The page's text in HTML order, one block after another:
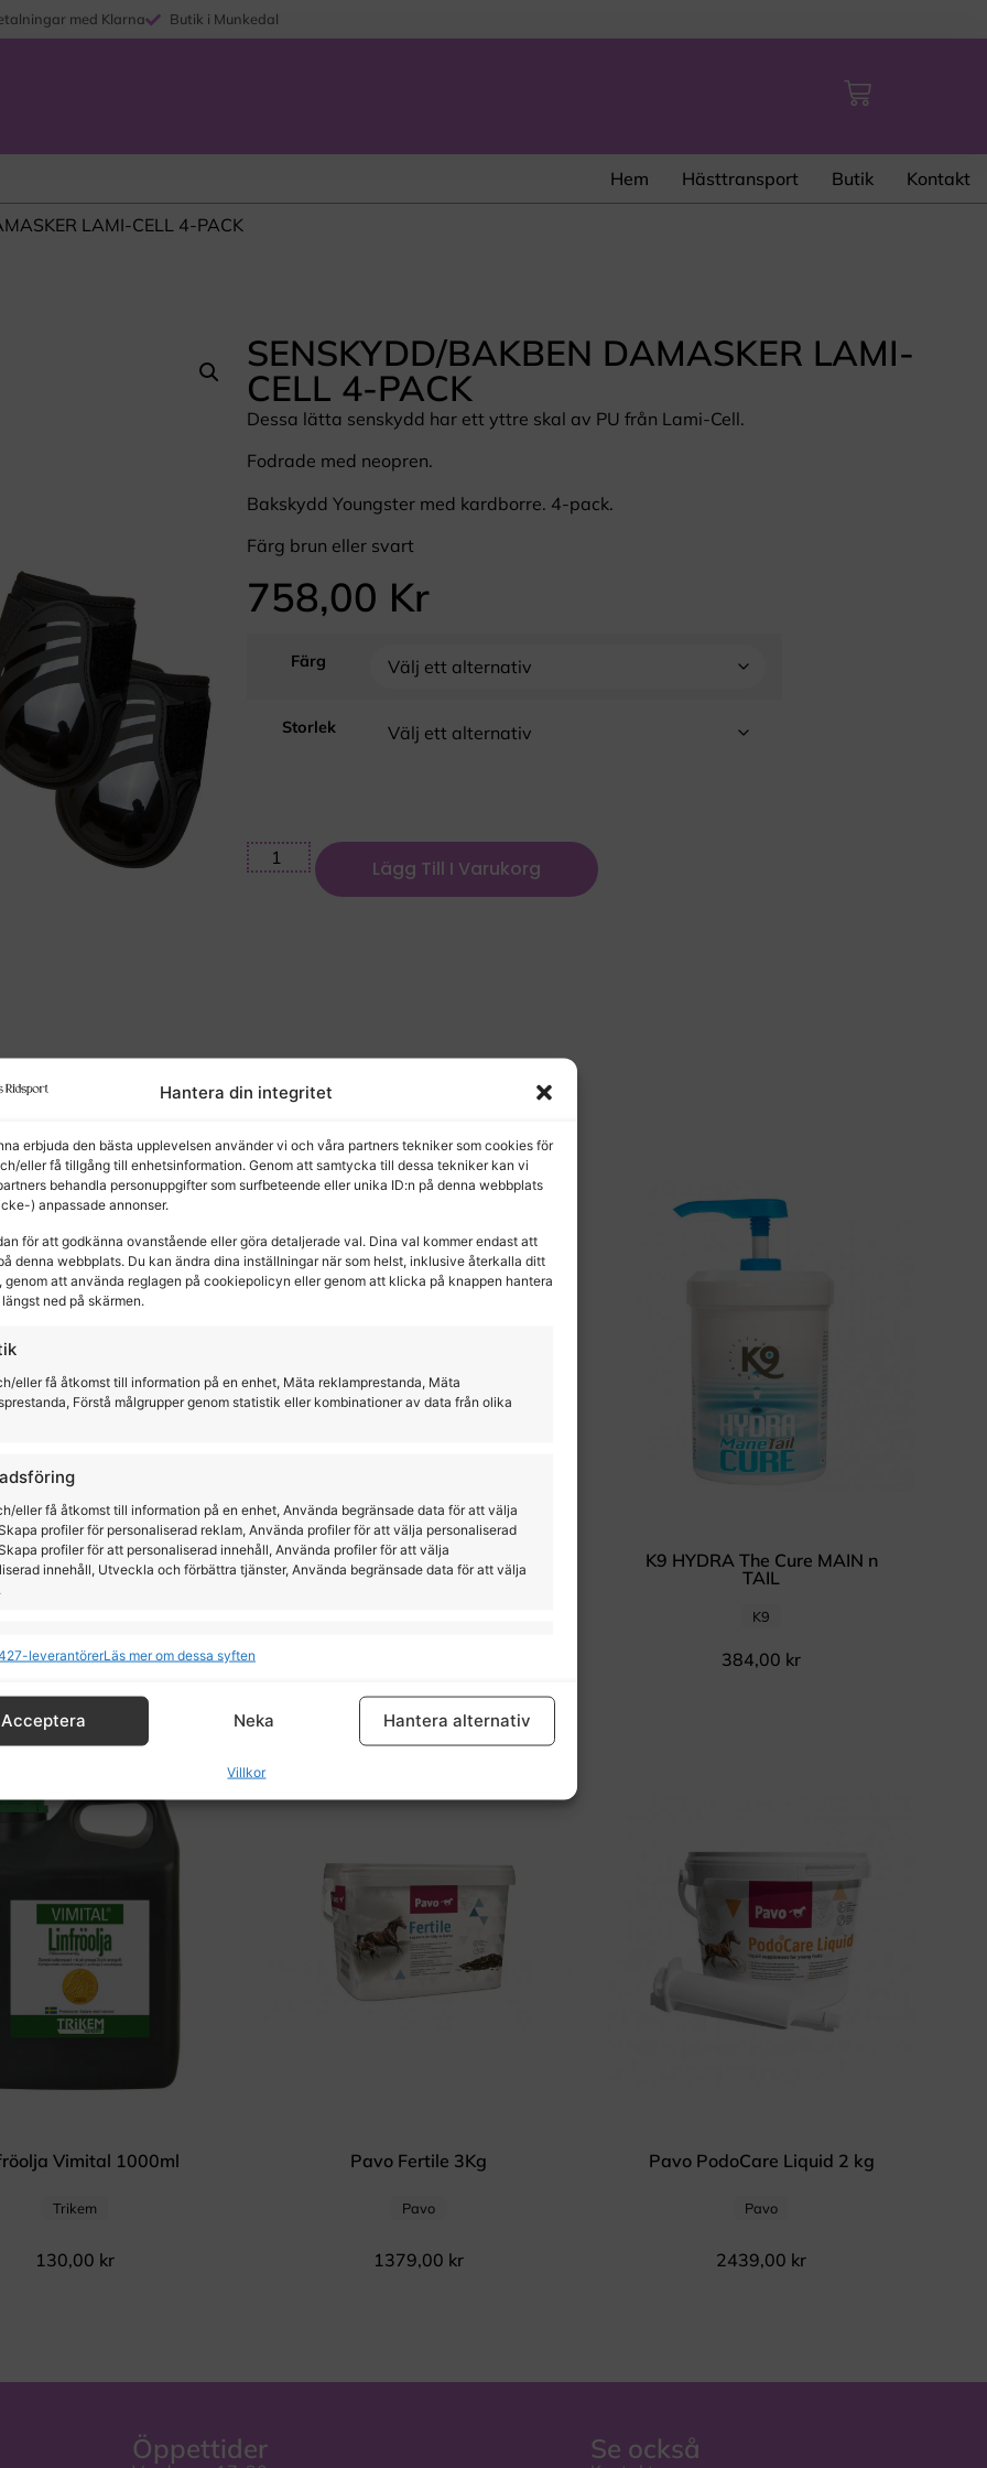
Hantera din integritet
erbjuda den bästa upplevelsen använder vi och våra partners tekniker som cookies för
eller få tillgång till enhetsinformation. Genom att samtycka till dessa tekniker kan vi
behandla personuppgifter som surfbeteende eller unika ID:n på denna webbplats
) anpassade annonser.
för att godkänna ovanstående eller göra detaljerade val. Dina val kommer endast att
denna webbplats. Du kan ändra dina inställningar när som helst, inklusive återkalla ditt
genom att använda reglagen på cookiepolicyn eller genom att klicka på knappen hantera
ned på skärmen.
eller få åtkomst till information på en enhet, Mäta reklamprestanda, Mäta
Förstå målgrupper genom statistik eller kombinationer av data från olika
eller få åtkomst till information på en enhet, Använda begränsade data för att välja
profiler för personaliserad reklam, Använda profiler för att välja personaliserad
profiler för att personaliserad innehåll, Använda profiler för att välja
innehåll, Utveckla och förbättra tjänster, Använda begränsade data för att välja
på information som överförs automatiskt.
säkerhet, förhindra och upptäcka bedrägerier samt
fel, Leverera och visa reklam och innehåll, Spara och
dina integritetsval.
leverantörerLäs mer om dessa syften
Acceptera Neka Hantera alternativ
Villkor
med Klarna Butik i Munkedal
Hem Hästtransport Butik Kontakt
LAMI-CELL 4-PACK
SENSKYDD/BAKBEN DAMASKER LAMI-
CELL 4-PACK
Dessa lätta senskydd har ett yttre skal av PU från Lami-Cell.
Fodrade med neopren.
Bakskydd Youngster med kardborre. 4-pack.
Färg brun eller svart
758,00 Kr
Färg
Storlek
Lägg Till I Varukorg
Pavo GastriCover
1389,00kr
Pavo LinseedOil, 1L
K9 HYDRA The Cure MAIN n
TAIL
K9
384,00 kr
Vimital 1000ml
Trikem
130,00 kr
Pavo Fertile 3Kg
Pavo
1379,00 kr
Pavo PodoCare Liquid 2 kg
Pavo
2439,00 kr
Öppettider Se också